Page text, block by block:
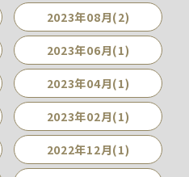
2023年08月(2)
2023年06月(1)
2023年04月(1)
2023年02月(1)
2022年12月(1)